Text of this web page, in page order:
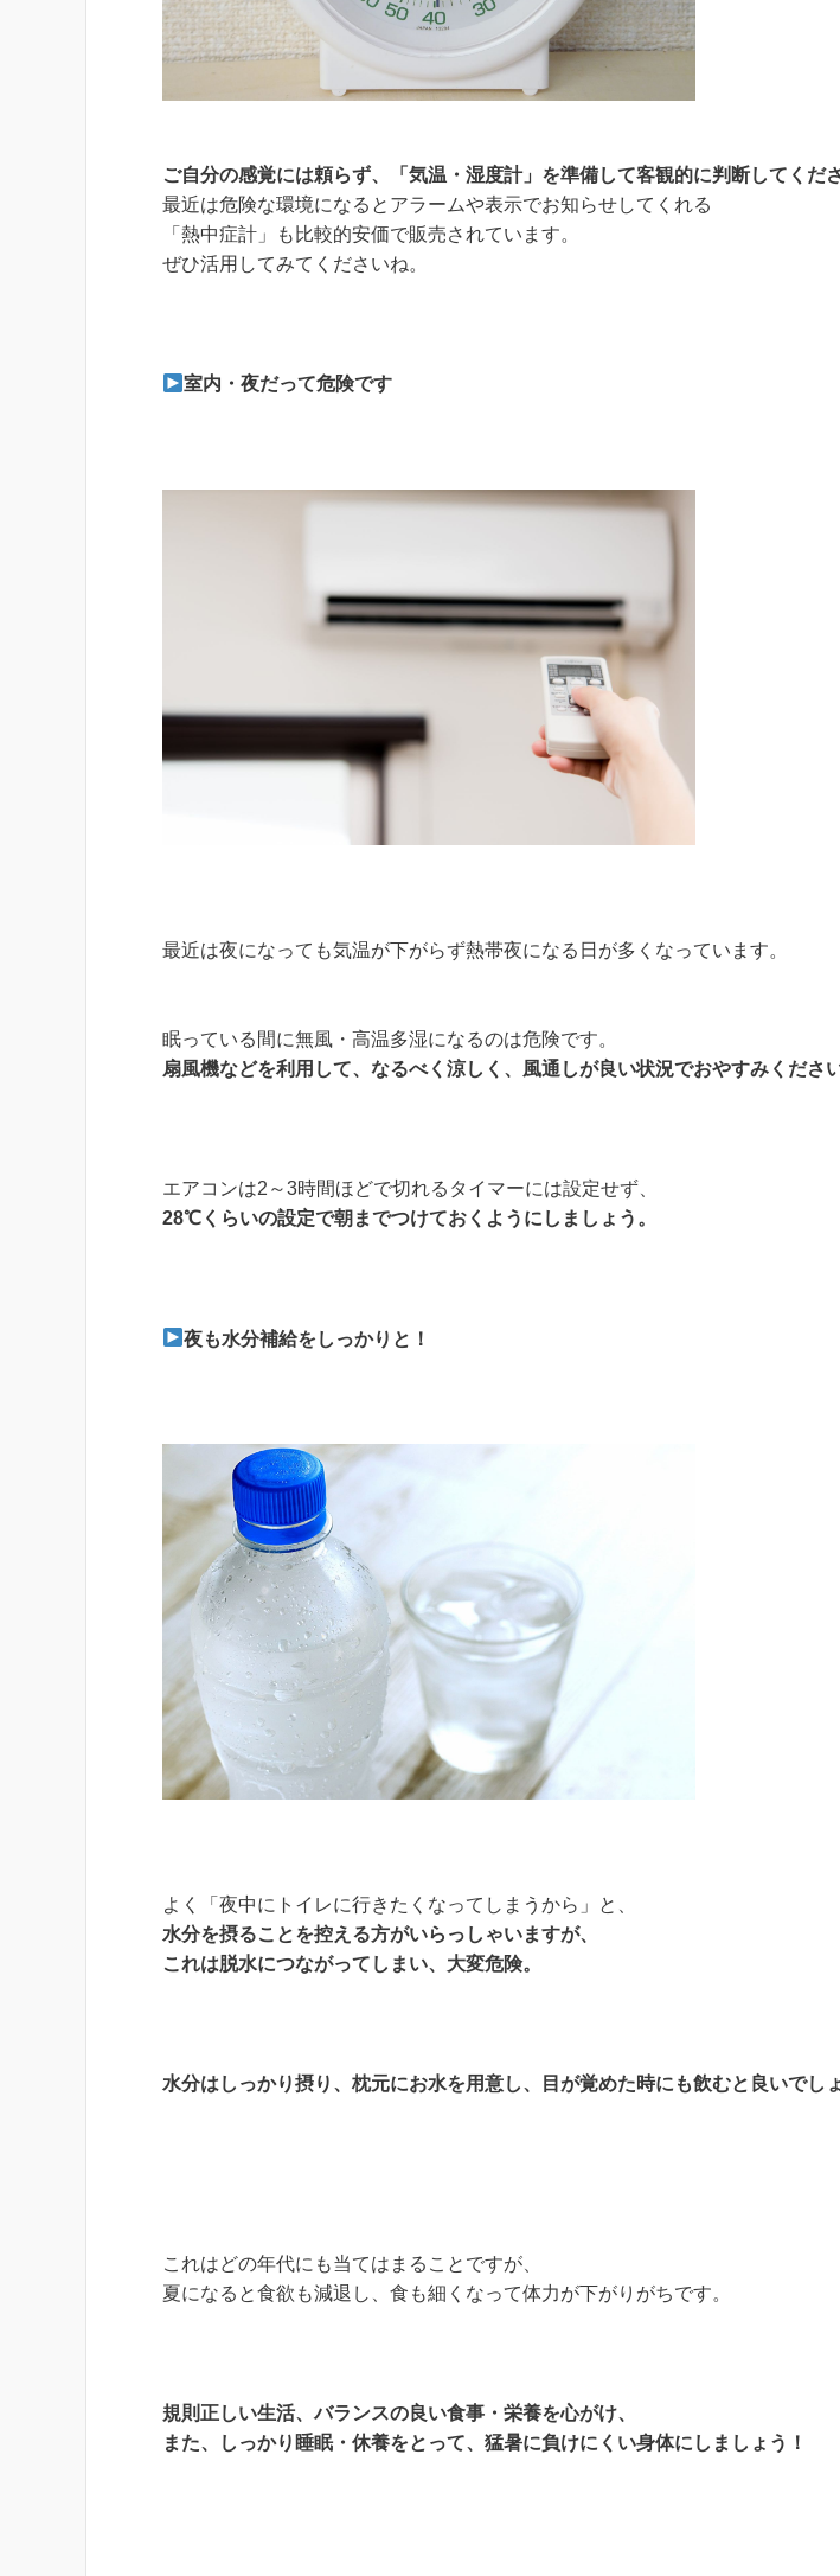
ご自分の感覚には頼らず、「気温・湿度計」を準備して客観的に判断してくださ
最近は危険な環境になるとアラームや表示でお知らせしてくれる
「熱中症計」も比較的安価で販売されています。
ぜひ活用してみてくださいね。
室内・夜だって危険です
最近は夜になっても気温が下がらず熱帯夜になる日が多くなっています。
眠っている間に無風・高温多湿になるのは危険です。
扇風機などを利用して、なるべく涼しく、風通しが良い状況でおやすみください
エアコンは2～3時間ほどで切れるタイマーには設定せず、
28℃くらいの設定で朝までつけておくようにしましょう。
夜も水分補給をしっかりと！
よく「夜中にトイレに行きたくなってしまうから」と、
水分を摂ることを控える方がいらっしゃいますが、
これは脱水につながってしまい、大変危険。
水分はしっかり摂り、枕元にお水を用意し、目が覚めた時にも飲むと良いでしょ
これはどの年代にも当てはまることですが、
夏になると食欲も減退し、食も細くなって体力が下がりがちです。
規則正しい生活、バランスの良い食事・栄養を心がけ、
また、しっかり睡眠・休養をとって、猛暑に負けにくい身体にしましょう！